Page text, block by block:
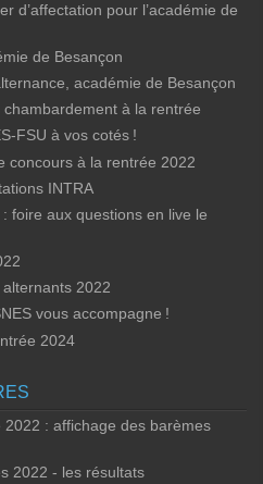
d’affectation pour l’académie de
de Besançon
académie de Besançon
à la rentrée
FSU à vos cotés !
concours à la rentrée 2022
INTRA
foire aux questions en live le
2022
vous accompagne !
2024
: affichage des barèmes
2022 - les résultats